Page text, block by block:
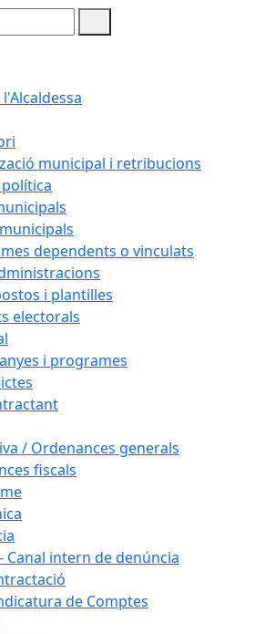
municipal i retribucions
dependents o vinculats
i plantilles
electorals
i programes
/ Ordenances generals
fiscals
Canal intern de denúncia
de Comptes